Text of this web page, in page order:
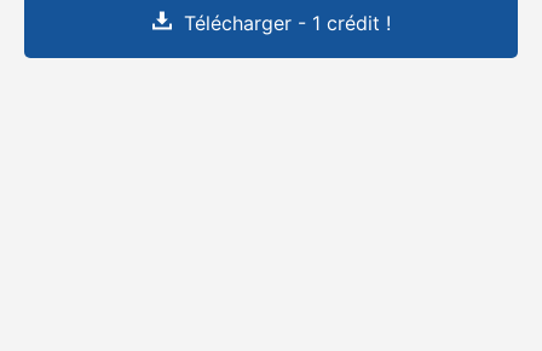
Télécharger - 1 crédit !